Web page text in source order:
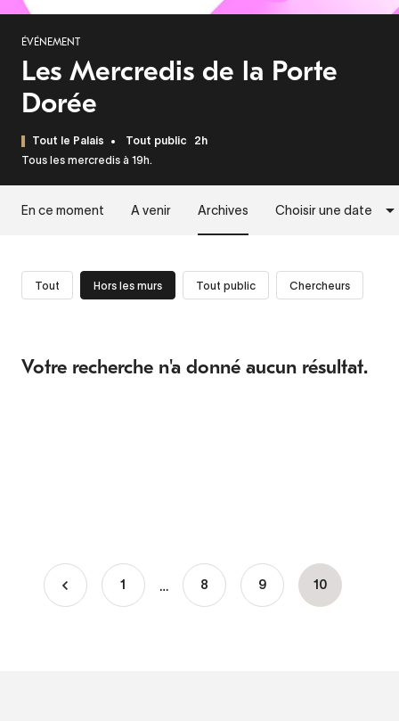
ÉVÉNEMENT
Les Mercredis de la Porte
Dorée
Tout le Palais Tout public 2h
Tous les mercredis à 19h.
En ce moment A venir Archives Choisir une date
Tout Hors les murs Tout public Chercheurs
Votre recherche n'a donné aucun résultat.
Pagination
1 … Page
8 Page
9 Page
10